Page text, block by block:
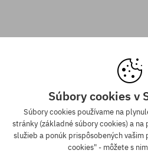
zadarmo od 70,30 €
v hodnote nad 70,30 €
Súbory cookies v
Súbory cookies používame na
stránky (základné súbory cookies) a
služieb a ponúk prispôsobených
cookies" - môžete s